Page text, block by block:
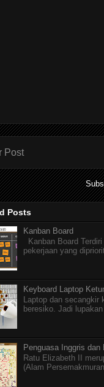
Post
Posts
Kanban Board
Kanban Board
pekerjaan yang
Keyboard Laptop
Laptop dan secangkir
beresiko. Jadi
Penguasa Inggris dan
Ratu Elizabeth II
(Alam